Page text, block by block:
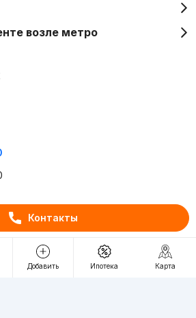
Контакты
Добавить Ипотека Карта
возле метро